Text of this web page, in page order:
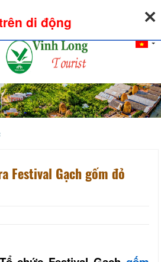
Đăng nhập
Festival Gạch gốm đỏ
di động